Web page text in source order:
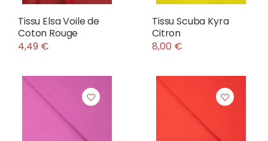
Tissu Elsa Voile de
Coton Rouge
4,49 €
Tissu Scuba Kyra
Citron
8,00 €